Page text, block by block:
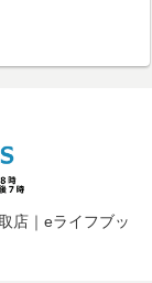
店｜eライフブッ